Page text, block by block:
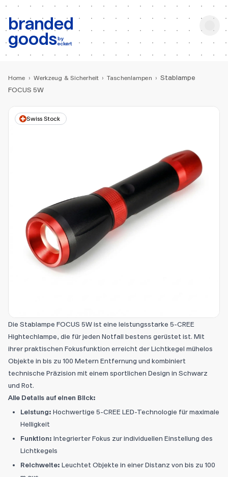
branded
goodsby
eckert
b: Produktsuche
Home › Werkzeug & Sicherheit › Taschenlampen › Stablampe
FOCUS 5W
Swiss Stock
Die Stablampe FOCUS 5W ist eine leistungsstarke 5-CREE
Hightechlampe, die für jeden Notfall bestens gerüstet ist. Mit
ihrer praktischen Fokusfunktion erreicht der Lichtkegel mühelos
Objekte in bis zu 100 Metern Entfernung und kombiniert
technische Präzision mit einem sportlichen Design in Schwarz
und Rot.
Alle Details auf einen Blick:
Leistung: Hochwertige 5-CREE LED-Technologie für maximale
Helligkeit
Funktion: Integrierter Fokus zur individuellen Einstellung des
Lichtkegels
Reichweite: Leuchtet Objekte in einer Distanz von bis zu 100